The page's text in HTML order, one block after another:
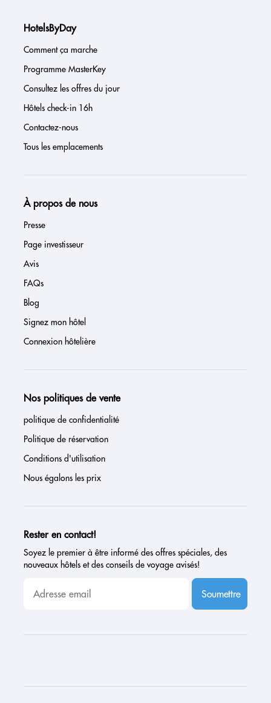
HotelsByDay
Comment ça marche
Programme MasterKey
Consultez les offres du jour
Hôtels check-in 16h
Contactez-nous
Tous les emplacements
À propos de nous
Presse
Page investisseur
Avis
FAQs
Blog
Signez mon hôtel
Connexion hôtelière
Nos politiques de vente
politique de confidentialité
Politique de réservation
Conditions d'utilisation
Nous égalons les prix
Rester en contact!
Soyez le premier à être informé des offres spéciales, des
nouveaux hôtels et des conseils de voyage avisés!
Soumettre